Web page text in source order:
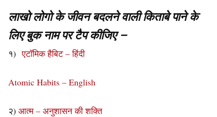
लाखो लोगो के जीवन बदलने वाली किताबे पाने के
लिए बुक नाम पर टैप कीजिए –
१)एटॉमिक हैबिट – हिंदी
Atomic Habits – English
२) आत्म – अनुशासन की शक्ति